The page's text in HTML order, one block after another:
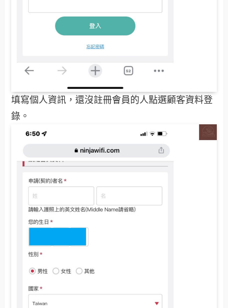
填寫個人資訊，還沒註冊會員的人點選顧客資料登
錄。